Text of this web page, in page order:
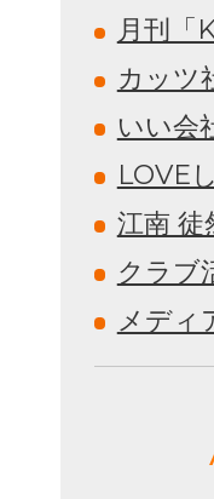
月刊「
カッツ
いい会
LOVE
江南 徒
クラブ
メディ